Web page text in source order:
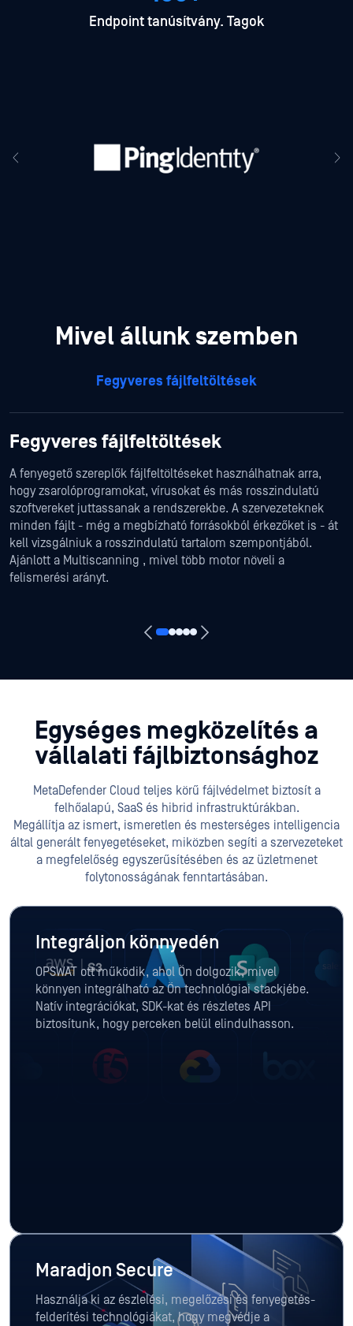
Endpoint tanúsítvány. Tagok
Mivel állunk szemben
Fegyveres fájlfeltöltések
Fegyveres fájlfeltöltések
A fenyegető szereplők fájlfeltöltéseket használhatnak arra,
hogy zsarolóprogramokat, vírusokat és más rosszindulatú
szoftvereket juttassanak a rendszerekbe. A szervezeteknek
minden fájlt - még a megbízható forrásokból érkezőket is - át
kell vizsgálniuk a rosszindulatú tartalom szempontjából.
Ajánlott a Multiscanning , mivel több motor növeli a
felismerési arányt.
Egységes megközelítés a
vállalati fájlbiztonsághoz
MetaDefender Cloud teljes körű fájlvédelmet biztosít a
felhőalapú, SaaS és hibrid infrastruktúrákban.
Megállítja az ismert, ismeretlen és mesterséges intelligencia
által generált fenyegetéseket, miközben segíti a szervezeteket
a megfelelőség egyszerűsítésében és az üzletmenet
folytonosságának fenntartásában.
Integráljon könnyedén
OPSWAT ott működik, ahol Ön dolgozik, mivel
könnyen integrálható az Ön technológiai stackjébe.
Natív integrációkat, SDK-kat és részletes API
biztosítunk, hogy perceken belül elindulhasson.
Maradjon Secure
Használja ki az észlelési, megelőzési és fenyegetés-
felderítési technológiákat, hogy megvédje a